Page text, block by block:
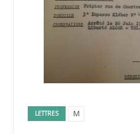
LETTRES M